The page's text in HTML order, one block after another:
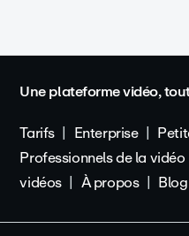
Une plateforme vidéo,
Tarifs
Enterprise
Professionnels de la vidéo
vidéos
À propos Blog